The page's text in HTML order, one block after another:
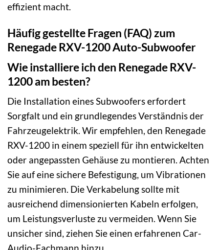
effizient macht.
Häufig gestellte Fragen (FAQ) zum
Renegade RXV-1200 Auto-Subwoofer
Wie installiere ich den Renegade RXV-
1200 am besten?
Die Installation eines Subwoofers erfordert
Sorgfalt und ein grundlegendes Verständnis der
Fahrzeugelektrik. Wir empfehlen, den Renegade
RXV-1200 in einem speziell für ihn entwickelten
oder angepassten Gehäuse zu montieren. Achten
Sie auf eine sichere Befestigung, um Vibrationen
zu minimieren. Die Verkabelung sollte mit
ausreichend dimensionierten Kabeln erfolgen,
um Leistungsverluste zu vermeiden. Wenn Sie
unsicher sind, ziehen Sie einen erfahrenen Car-